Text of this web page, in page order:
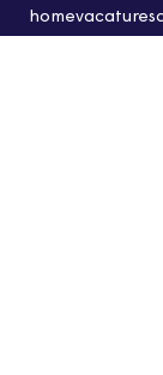
homevacatures